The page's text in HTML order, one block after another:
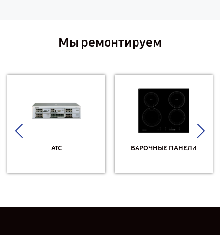
Мы ремонтируем
АТС ВАРОЧНЫЕ ПАНЕЛИ